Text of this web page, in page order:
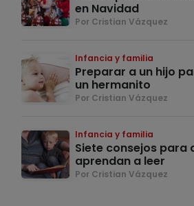
en Navidad
Por Cristian Vázquez
Infancia y familia
Preparar a un hijo
un hermanito
Por Cristian Vázquez
Infancia y familia
Siete consejos para
aprendan a leer
Por Cristian Vázquez